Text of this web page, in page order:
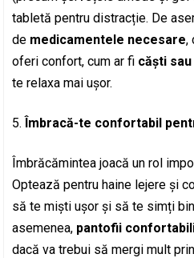
tabletă pentru distracție. De
de medicamentele necesare,
oferi confort, cum ar fi căști
te relaxa mai ușor.
Îmbracă-te confortabil
Îmbrăcămintea joacă un rol
Optează pentru haine lejere și
să te miști ușor și să te simți
asemenea, pantofii
dacă va trebui să mergi mult